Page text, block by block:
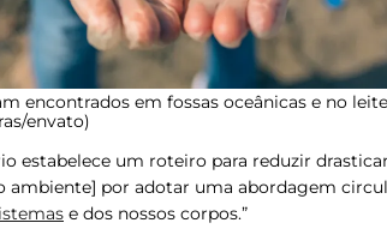
encontrados em fossas oceânicas e no
envato)
estabelece um roteiro para reduzir
ambiente] por adotar uma abordagem
e dos nossos corpos.”